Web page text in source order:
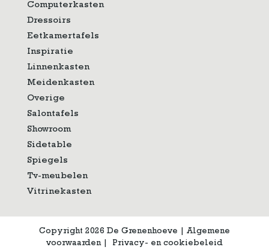
Computerkasten
Dressoirs
Eetkamertafels
Inspiratie
Linnenkasten
Meidenkasten
Overige
Salontafels
Showroom
Sidetable
Spiegels
Tv-meubelen
Vitrinekasten
Copyright 2026 De Grenenhoeve
Algemene
voorwaarden| Privacy- en cookiebeleid